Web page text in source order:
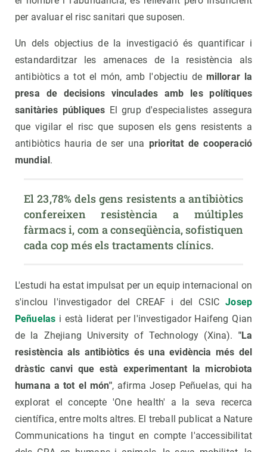
per avaluar el risc sanitari que suposen.
Un dels objectius de la investigació és quantificar i
estandarditzar les amenaces de la resistència als
antibiòtics a tot el món, amb l'objectiu de millorar la
presa de decisions vinculades amb les polítiques
sanitàries públiques El grup d'especialistes assegura
que vigilar el risc que suposen els gens resistents a
antibiòtics hauria de ser una prioritat de cooperació
mundial .
El 23,78% dels gens resistents a antibiòtics
confereixen resistència a múltiples
fàrmacs i, com a conseqüència, sofistiquen
cada cop més els tractaments clínics.
L'estudi ha estat impulsat per un equip internacional on
s'inclou l'investigador del CREAF i del CSICJosep
Peñuelas i està liderat per l'investigador Haifeng Qian
de la Zhejiang University of Technology (Xina). "La
resistència als antibiòtics és una evidència més del
dràstic canvi que està experimentant la microbiota
humana a tot el món", afirma Josep Peñuelas, qui ha
explorat el concepte 'One health' a la seva recerca
científica, entre molts altres. El treball publicat a Nature
Communications ha tingut en compte l'accessibilitat